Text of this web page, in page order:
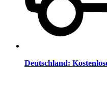
Deutschland: